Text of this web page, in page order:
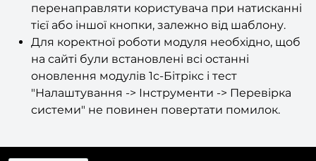
перенаправляти користувача при натисканні
тієї або іншої кнопки, залежно від шаблону.
Для коректної роботи модуля необхідно, щоб
на сайті були встановлені всі останні
оновлення модулів 1с-Бітрікс і тест
"Налаштування -> Інструменти -> Перевірка
системи" не повинен повертати помилок.